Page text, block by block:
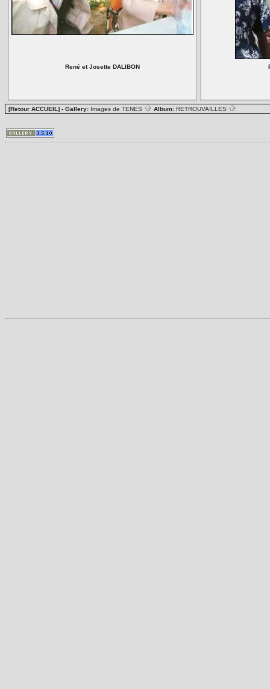
René et Josette DALIBON
[Retour ACCUEIL] - Gallery: Images de TENES Album: RETROUVAILLES